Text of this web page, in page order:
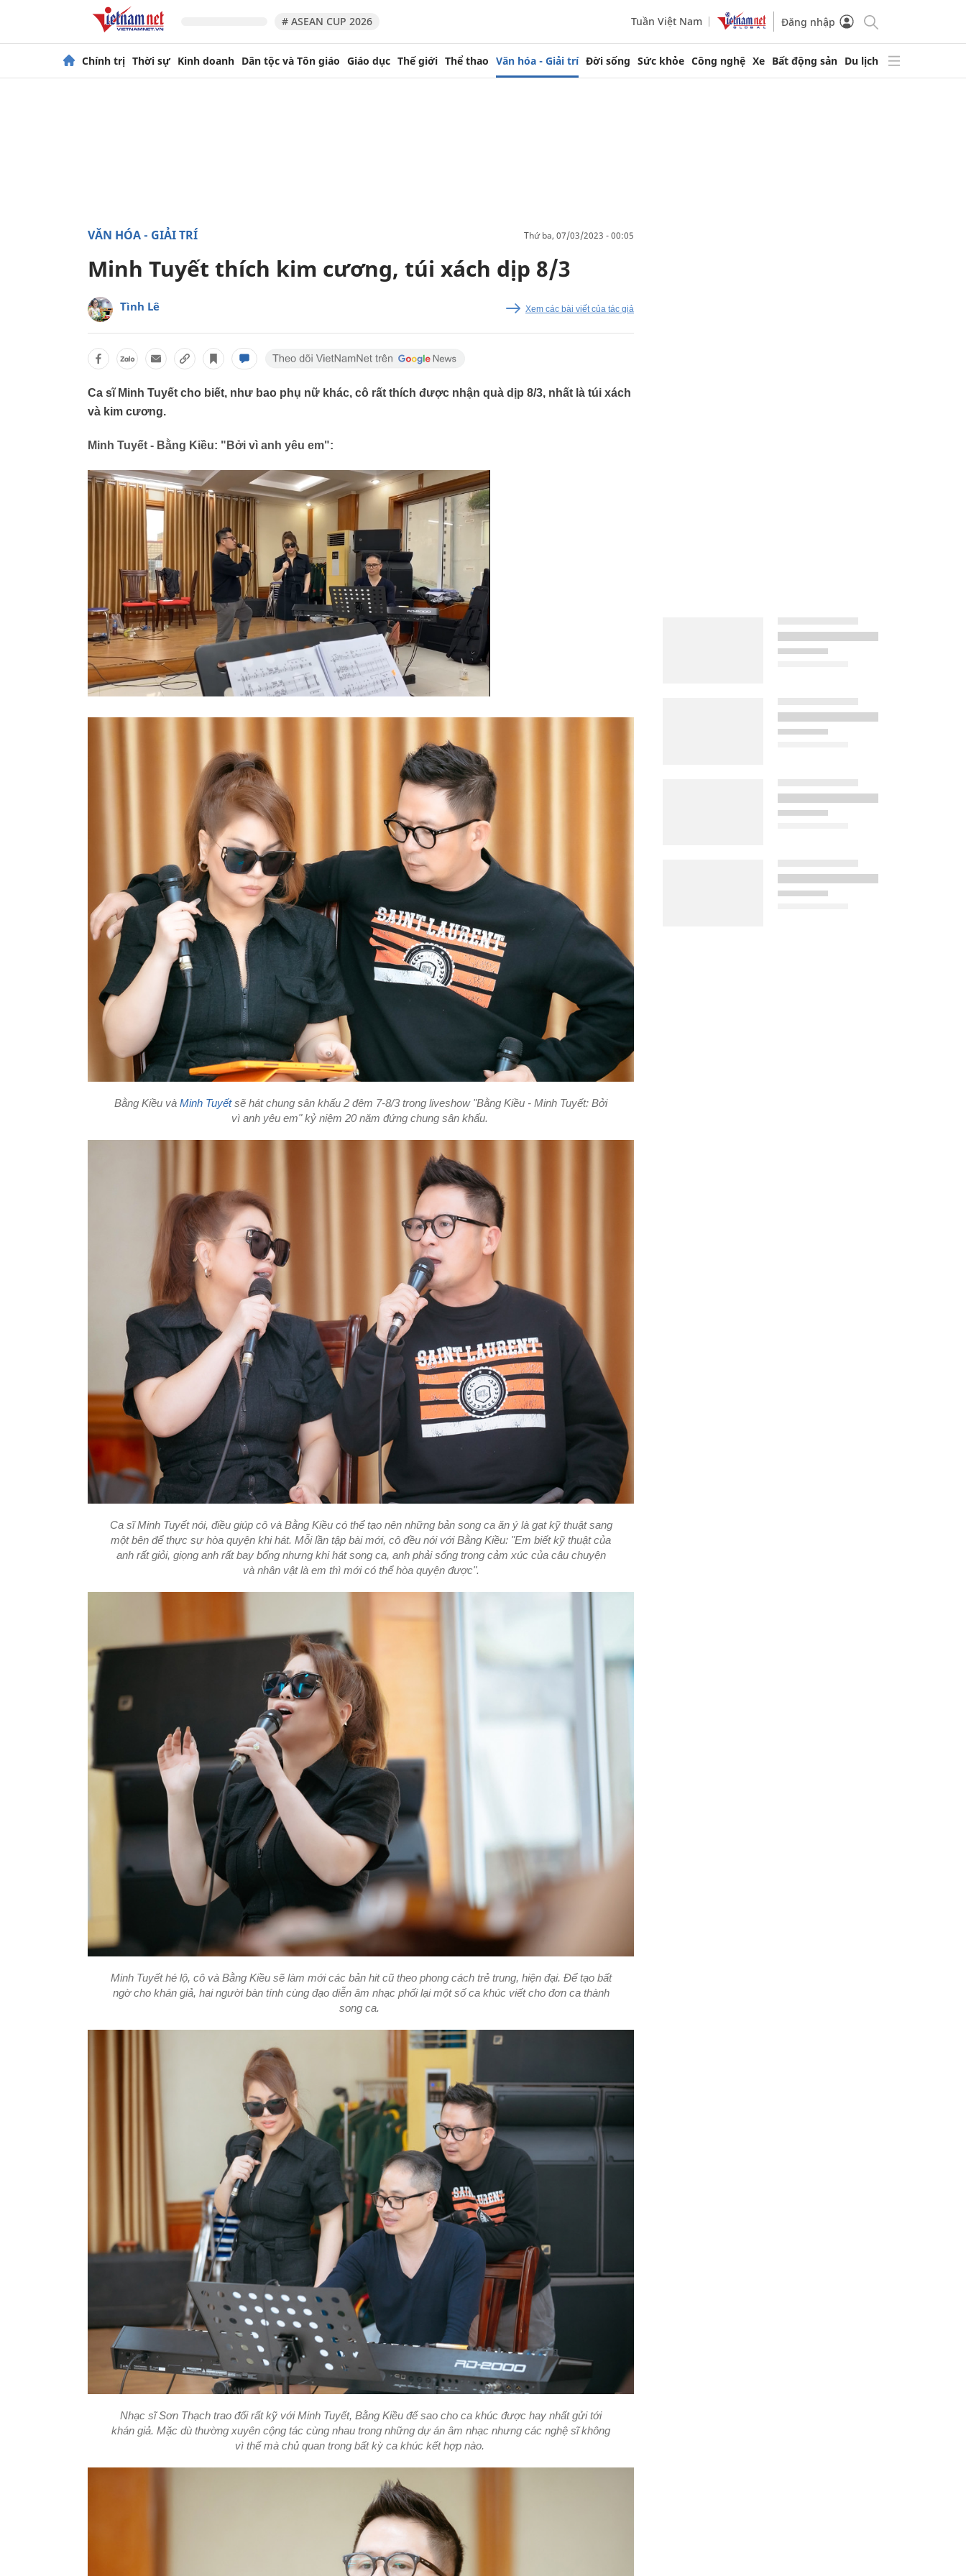
# ASEAN CUP 2026 Tuần Việt Nam Đăng nhập
Chính trị Thời sự Kinh doanh Dân tộc và Tôn giáo Giáo dục Thế giới Thể thao Văn hóa - Giải trí Đời sống Sức khỏe Công nghệ Xe Bất động sản Du lịch
VĂN HÓA - GIẢI TRÍ thứ ba, 07/03/2023 - 00:05
Minh Tuyết thích kim cương, túi xách dịp 8/3
Tình Lê Xem các bài viết của tác giả
Ca sĩ Minh Tuyết cho biết, như bao phụ nữ khác, cô rất thích được nhận quà dịp 8/3, nhất là túi xách
và kim cương.
Minh Tuyết - Bằng Kiều: "Bởi vì anh yêu em":
Bằng Kiều và Minh Tuyếtsẽ hát chung sân khấu 2 đêm 7-8/3 trong liveshow "Bằng Kiều - Minh Tuyết: Bởi
vì anh yêu em" kỷ niệm 20 năm đứng chung sân khấu.
Ca sĩ Minh Tuyết nói, điều giúp cô và Bằng Kiều có thể tạo nên những bản song ca ăn ý là gạt kỹ thuật sang
một bên để thực sự hòa quyện khi hát. Mỗi lần tập bài mới, cô đều nói với Bằng Kiều: "Em biết kỹ thuật của
anh rất giỏi, giọng anh rất bay bổng nhưng khi hát song ca, anh phải sống trong cảm xúc của câu chuyện
và nhân vật là em thì mới có thể hòa quyện được".
Minh Tuyết hé lộ, cô và Bằng Kiều sẽ làm mới các bản hit cũ theo phong cách trẻ trung, hiện đại. Để tạo bất
ngờ cho khán giả, hai người bàn tính cùng đạo diễn âm nhạc phối lại một số ca khúc viết cho đơn ca thành
song ca.
Nhạc sĩ Sơn Thạch trao đổi rất kỹ với Minh Tuyết, Bằng Kiều để sao cho ca khúc được hay nhất gửi tới
khán giả. Mặc dù thường xuyên cộng tác cùng nhau trong những dự án âm nhạc nhưng các nghệ sĩ không
vì thế mà chủ quan trong bất kỳ ca khúc kết hợp nào.